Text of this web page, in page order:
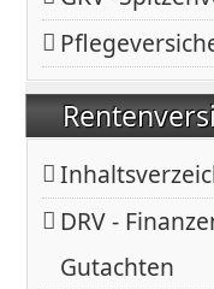
DRV -
Gutachten